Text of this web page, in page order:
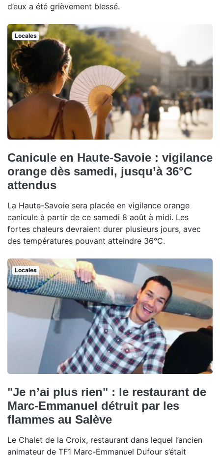
d’eux a été grièvement blessé.
Locales
Canicule en Haute-Savoie : vigilance
orange dès samedi, jusqu’à 36°C
attendus
La Haute-Savoie sera placée en vigilance orange
canicule à partir de ce samedi 8 août à midi. Les
fortes chaleurs devraient durer plusieurs jours, avec
des températures pouvant atteindre 36°C.
Locales
"Je n’ai plus rien" : le restaurant de
Marc-Emmanuel détruit par les
flammes au Salève
Le Chalet de la Croix, restaurant dans lequel l’ancien
animateur de TF1 Marc-Emmanuel Dufour s’était